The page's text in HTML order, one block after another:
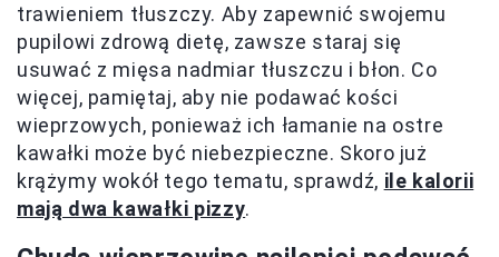
trawieniem tłuszczy. Aby zapewnić swojemu
pupilowi zdrową dietę, zawsze staraj się
usuwać z mięsa nadmiar tłuszczu i błon. Co
więcej, pamiętaj, aby nie podawać kości
wieprzowych, ponieważ ich łamanie na ostre
kawałki może być niebezpieczne. Skoro już
krążymy wokół tego tematu, sprawdź, ile kalorii
mają dwa kawałki pizzy.